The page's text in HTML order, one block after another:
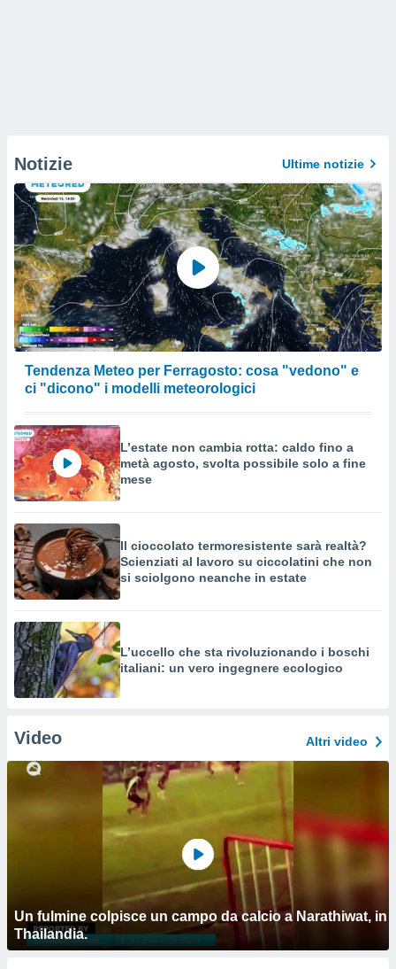
Notizie Ultime notizie
Tendenza Meteo per Ferragosto: cosa "vedono" e
ci "dicono" i modelli meteorologici
L’estate non cambia rotta: caldo fino a
metà agosto, svolta possibile solo a fine
mese
Il cioccolato termoresistente sarà realtà?
Scienziati al lavoro su ciccolatini che non
si sciolgono neanche in estate
L’uccello che sta rivoluzionando i boschi
italiani: un vero ingegnere ecologico
Video Altri video
Un fulmine colpisce un campo da calcio a Narathiwat, in
Thailandia.